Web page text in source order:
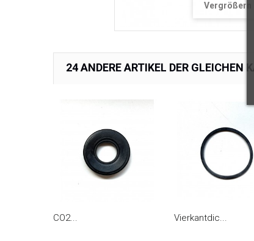
Vergrößern
24 ANDERE ARTIKEL DER GLEICHEN
CO2... Vierkantdic...